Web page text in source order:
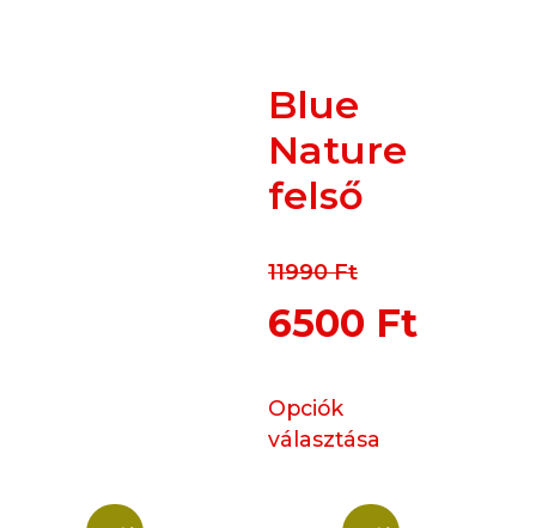
Blue
Nature
felső
11990Ft
6500 Ft
Opciók
választása